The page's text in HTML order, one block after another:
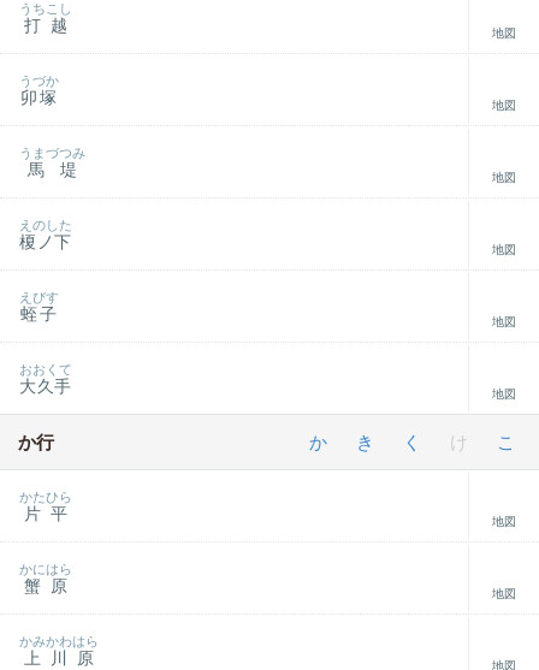
打越
うちこし
地図
卯塚
うづか
地図
馬堤
うまづつみ
地図
榎ノ下
えのした
地図
蛭子
えびす
地図
大久手
おおくて
地図
か行 か き く け こ
片平
かたひら
地図
蟹原
かにはら
地図
上川原
かみかわはら
地図